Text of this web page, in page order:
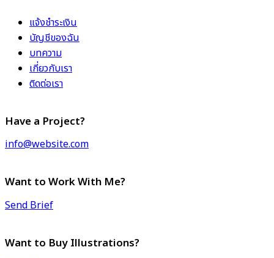
แจ้งชำระเงิน
บัญชีของฉัน
บทความ
เกี่ยวกับเรา
ติดต่อเรา
Have a Project?
info@website.com
Want to Work With Me?
Send Brief
Want to Buy Illustrations?